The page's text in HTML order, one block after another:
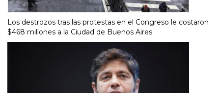
Los destrozos tras las protestas en el Congreso le costaron
$468 millones a la Ciudad de Buenos Aires